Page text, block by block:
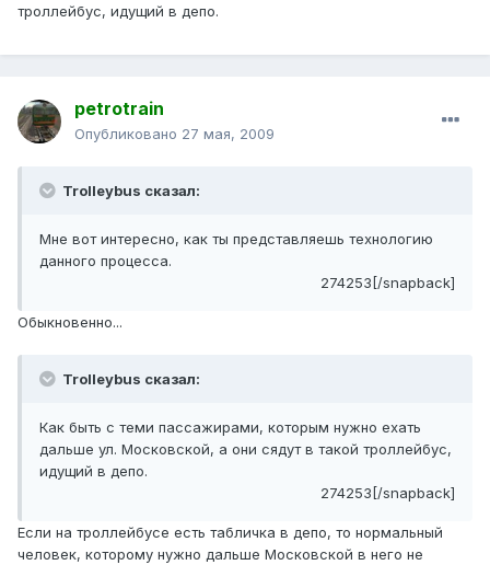
троллейбус, идущий в депо.
petrotrain
Опубликовано 27 мая, 2009
Trolleybus сказал:
Мне вот интересно, как ты представляешь технологию
данного процесса.
274253[/snapback]
Обыкновенно...
Trolleybus сказал:
Как быть с теми пассажирами, которым нужно ехать
дальше ул. Московской, а они сядут в такой троллейбус,
идущий в депо.
274253[/snapback]
Если на троллейбусе есть табличка в депо, то нормальный
человек, которому нужно дальше Московской в него не